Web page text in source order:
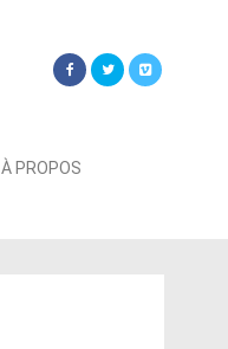
À PROPOS